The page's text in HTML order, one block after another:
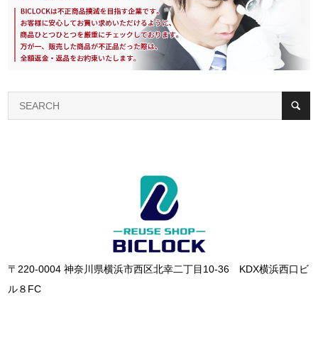
〒220-0004 神奈川県横浜市西区北幸二丁目10-36 KDX横浜西口ビ
ル８FC